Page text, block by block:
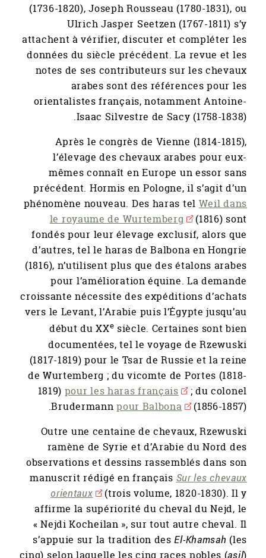
(1736-1820), Joseph Rousseau (1780-1831), ou
Ulrich Jasper Seetzen (1767-1811) s’y
attachent à vérifier, discuter et compléter les
données du siècle précédent. La revue et les
notes de ses contributeurs sur les chevaux
arabes sont des références pour les
orientalistes français, notamment Antoine-
Isaac Silvestre de Sacy (1758-1838).
Après le congrès de Vienne (1814-1815),
l’élevage des chevaux arabes pour eux-
mêmes connaît en Europe un essor sans
précédent. Hormis en Pologne, il s’agit d’un
phénomène nouveau. Des haras telWeil dans
le royaume de Wurtemberg
(1816) sont
fondés pour leur élevage exclusif, alors que
d’autres, tel le haras de Balbona en Hongrie
(1816), n’utilisent plus que des étalons arabes
pour l’amélioration équine. La demande
croissante nécessite des expéditions d’achats
vers le Levant, l’Arabie puis l’Égypte jusqu’au
début du XXe siècle. Certaines sont bien
documentées, tel le voyage de Rzewuski
(1817-1819) pour le Tsar de Russie et la reine
de Wurtemberg ; du vicomte de Portes (1818-
1819)pour les haras français
; du colonel
Brudermannpour Balbona
(1856-1857).
Outre une centaine de chevaux, Rzewuski
ramène de Syrie et d’Arabie du Nord des
observations et dessins rassemblés dans son
manuscrit rédigé en françaisSur les chevaux
orientaux
(trois volume, 1820-1830). Il y
affirme la supériorité du cheval du Nejd, le
« Nejdi Kocheilan », sur tout autre cheval. Il
s’appuie sur la tradition desEl-Khamsah(les
cinq) selon laquelle les cinq races nobles (asil)